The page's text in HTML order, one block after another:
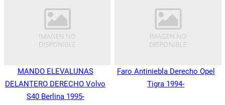
MANDO ELEVALUNAS
DELANTERO DERECHO Volvo
S40 Berlina 1995-
Faro Antiniebla Derecho Opel
Tigra 1994-